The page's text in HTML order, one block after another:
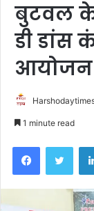
बुटवल के
डी डांस
आयोजन
1 minute read
Facebook